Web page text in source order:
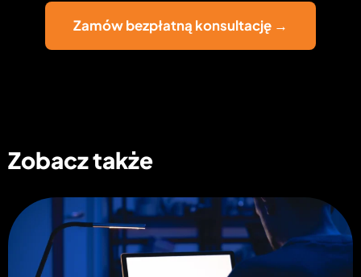
Zamów bezpłatną konsultację →
Zobacz także